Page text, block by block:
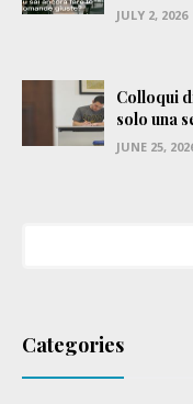
JULY 2, 2026
Colloqui
solo una
JUNE 25,
Categories